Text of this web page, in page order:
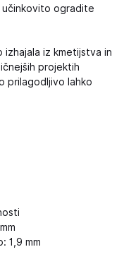
učinkovito ogradite
iz kmetijstva in
projektih
prilagodljivo lahko
1,9 mm